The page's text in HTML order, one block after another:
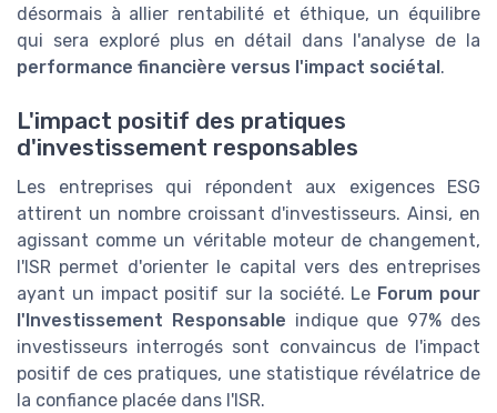
désormais à allier rentabilité et éthique, un équilibre
qui sera exploré plus en détail dans l'analyse de la
performance financière versus l'impact sociétal.
L'impact positif des pratiques
d'investissement responsables
Les entreprises qui répondent aux exigences ESG
attirent un nombre croissant d'investisseurs. Ainsi, en
agissant comme un véritable moteur de changement,
l'ISR permet d'orienter le capital vers des entreprises
ayant un impact positif sur la société. Le Forum pour
l'Investissement Responsable indique que 97% des
investisseurs interrogés sont convaincus de l'impact
positif de ces pratiques, une statistique révélatrice de
la confiance placée dans l'ISR.